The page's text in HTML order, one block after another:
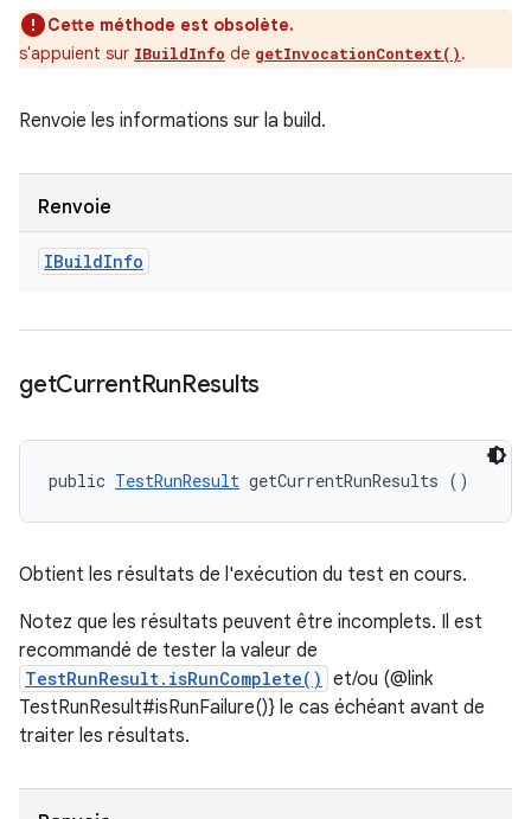
Cette méthode est obsolète.
s'appuient sur IBuildInfo de getInvocationContext().
Renvoie les informations sur la build.
Renvoie
IBuildInfo
getCurrentRunResults
public TestRunResult getCurrentRunResults ()
Obtient les résultats de l'exécution du test en cours.
Notez que les résultats peuvent être incomplets. Il est
recommandé de tester la valeur de
TestRunResult.isRunComplete() et/ou (@link
TestRunResult#isRunFailure()} le cas échéant avant de
traiter les résultats.